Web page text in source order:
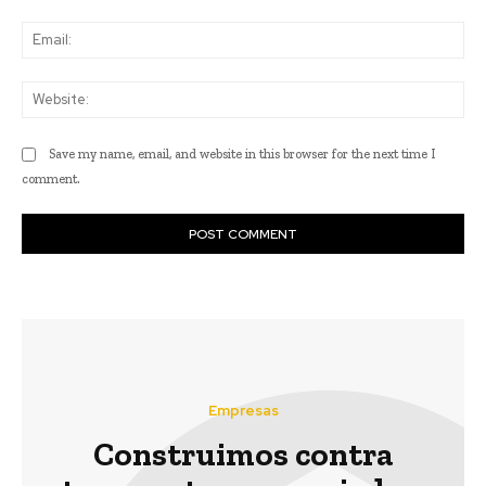
Save my name, email, and website in this browser for the next time I
comment.